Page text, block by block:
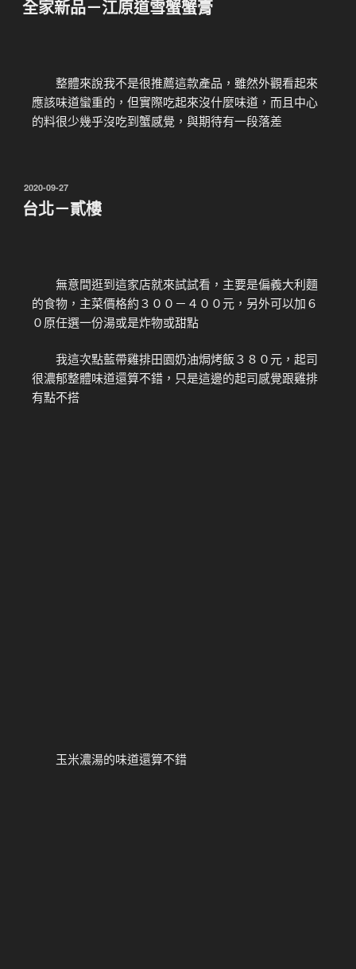
全家新品－江原道雪蟹蟹膏
整體來說我不是很推薦這款產品，雖然外觀看起來
應該味道蠻重的，但實際吃起來沒什麼味道，而且中心
的料很少幾乎沒吃到蟹感覺，與期待有一段落差
2020-09-27
台北－貳樓
無意間逛到這家店就來試試看，主要是偏義大利麵
的食物，主菜價格約３００－４００元，另外可以加６
０原任選一份湯或是炸物或甜點
我這次點藍帶雞排田園奶油焗烤飯３８０元，起司
很濃郁整體味道還算不錯，只是這邊的起司感覺跟雞排
有點不搭
玉米濃湯的味道還算不錯